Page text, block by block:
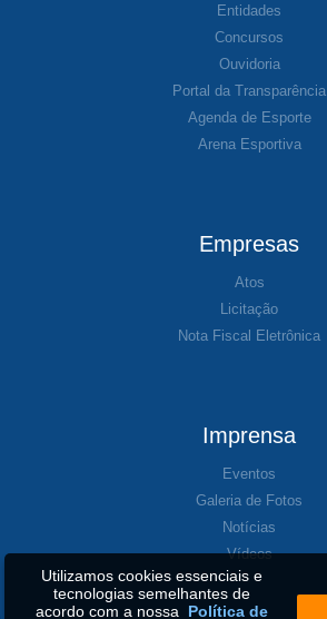
Entidades
Concursos
Ouvidoria
Portal da Transparência
Agenda de Esporte
Arena Esportiva
Empresas
Atos
Licitação
Nota Fiscal Eletrônica
Imprensa
Eventos
Galeria de Fotos
Notícias
Vídeos
Utilizamos cookies essenciais e
tecnologias semelhantes de
acordo com a nossa Política de